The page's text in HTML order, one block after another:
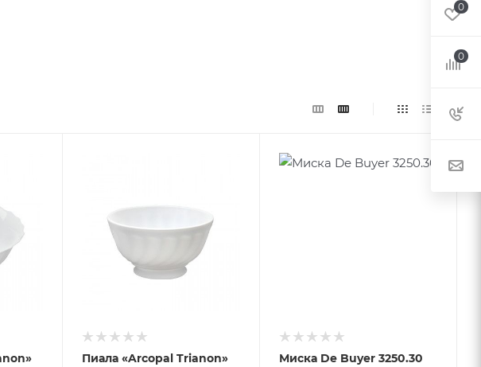
Пиала «Arcopal Trianon»
Миска De Buyer 3250.30
0
0